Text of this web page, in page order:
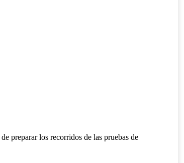
preparar los recorridos de las pruebas de